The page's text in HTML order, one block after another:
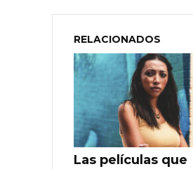
RELACIONADOS
Las películas que